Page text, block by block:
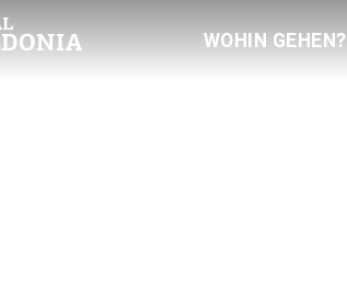
WOHIN GEHEN?